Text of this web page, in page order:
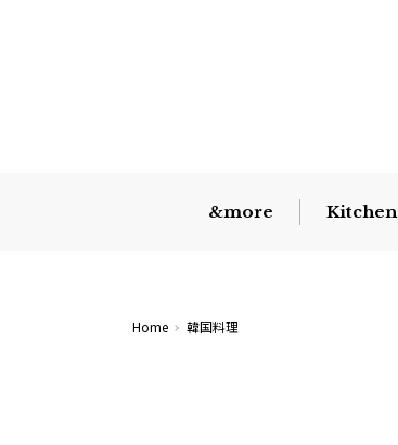
&more Kitchen
Home 韓国料理